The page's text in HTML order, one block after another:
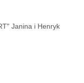
Janina i Henryk